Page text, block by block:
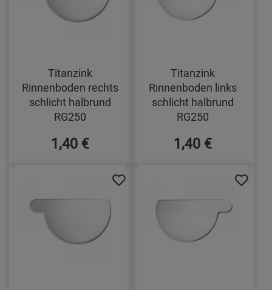
Titanzink
Rinnenboden rechts
schlicht halbrund
RG250
1,40 €
Titanzink
Rinnenboden links
schlicht halbrund
RG250
1,40 €